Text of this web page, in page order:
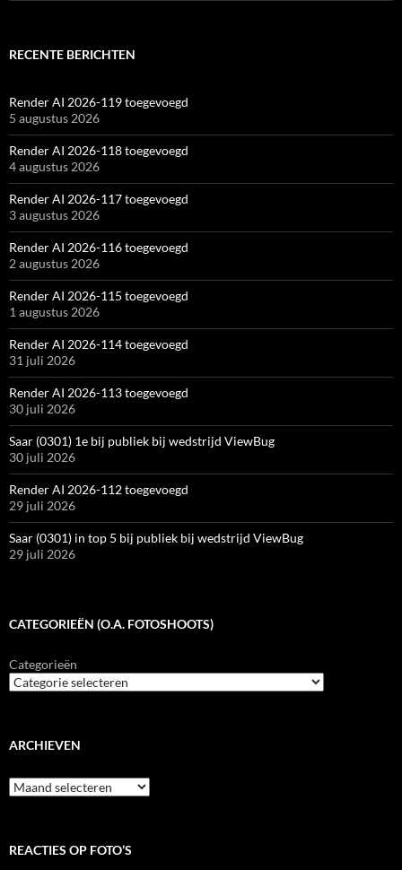
RECENTE BERICHTEN
Render AI 2026-119 toegevoegd
5 augustus 2026
Render AI 2026-118 toegevoegd
4 augustus 2026
Render AI 2026-117 toegevoegd
3 augustus 2026
Render AI 2026-116 toegevoegd
2 augustus 2026
Render AI 2026-115 toegevoegd
1 augustus 2026
Render AI 2026-114 toegevoegd
31 juli 2026
Render AI 2026-113 toegevoegd
30 juli 2026
Saar (0301) 1e bij publiek bij wedstrijd ViewBug
30 juli 2026
Render AI 2026-112 toegevoegd
29 juli 2026
Saar (0301) in top 5 bij publiek bij wedstrijd ViewBug
29 juli 2026
CATEGORIEËN (O.A. FOTOSHOOTS)
Categorieën
ARCHIEVEN
Archieven
REACTIES OP FOTO’S